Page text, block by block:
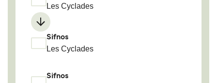
Les Cyclades
Sifnos
Les Cyclades
Sifnos